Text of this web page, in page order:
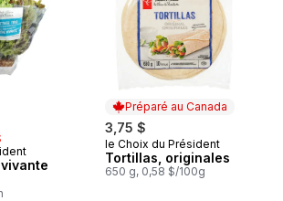
Préparé au Canada
3,75 $
Préparé au Canada
le Choix du Président
Tortillas, originales
650 g, 0,58 $/100g